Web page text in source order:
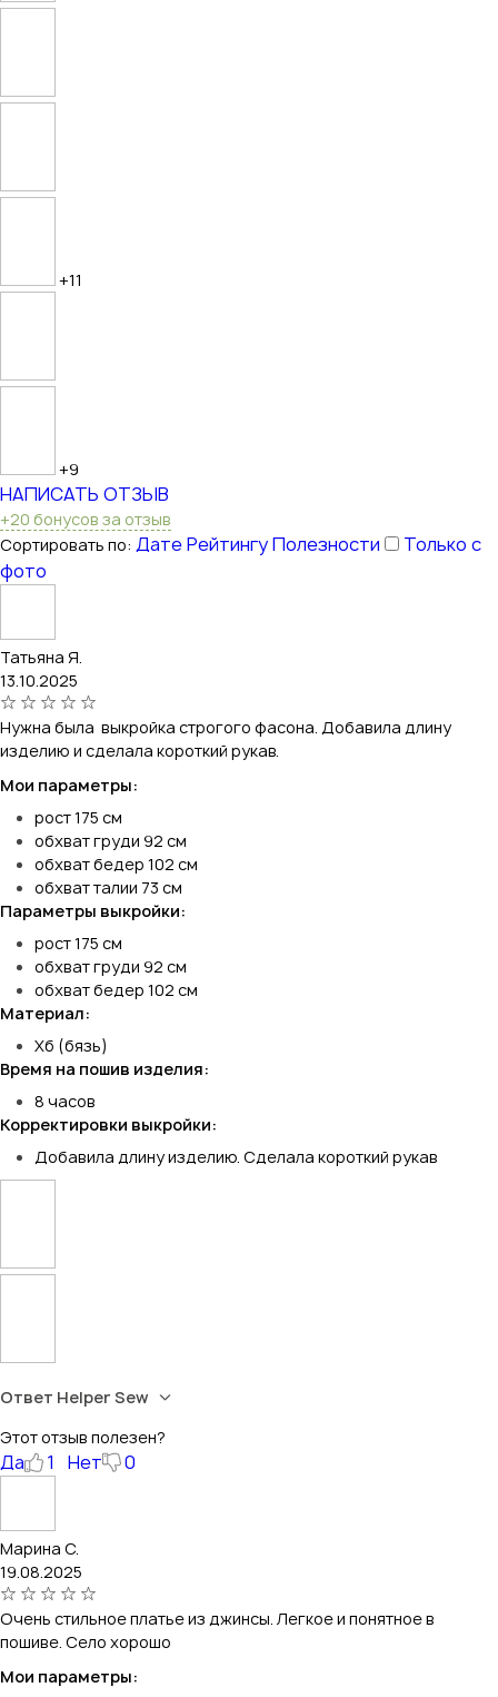
+11
+9
НАПИСАТЬ ОТЗЫВ
+20 бонусов за отзыв
Сортировать по: ДатеРейтингуПолезности
Только с
фото
Татьяна Я.
13.10.2025
Нужна была выкройка строгого фасона. Добавила длину
изделию и сделала короткий рукав.
Мои параметры:
рост 175 см
обхват груди 92 см
обхват бедер 102 см
обхват талии 73 см
Параметры выкройки:
рост 175 см
обхват груди 92 см
обхват бедер 102 см
Материал:
Хб (бязь)
Время на пошив изделия:
8 часов
Корректировки выкройки:
Добавила длину изделию. Сделала короткий рукав
Ответ Helper Sew
Этот отзыв полезен?
Да 1 Нет 0
Марина С.
19.08.2025
Очень стильное платье из джинсы. Легкое и понятное в
пошиве. Село хорошо
Мои параметры: